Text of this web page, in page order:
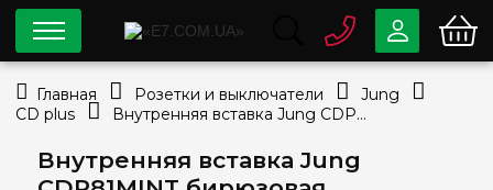
Внутренняя вставка Jung
0 80033-63-07
info@e7.com.ua
044334-79-78
Главная Розетки и выключатели
Jung
CD plus
Внутренняя вставка Jung CDP81MINT бирюзовая